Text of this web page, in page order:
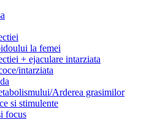
la femei
+ ejaculare intarziata
intarziata
Arderea grasimilor
si stimulente
focus